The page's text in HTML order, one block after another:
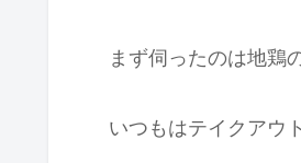
まず伺ったのは地鶏
いつもはテイクアウ